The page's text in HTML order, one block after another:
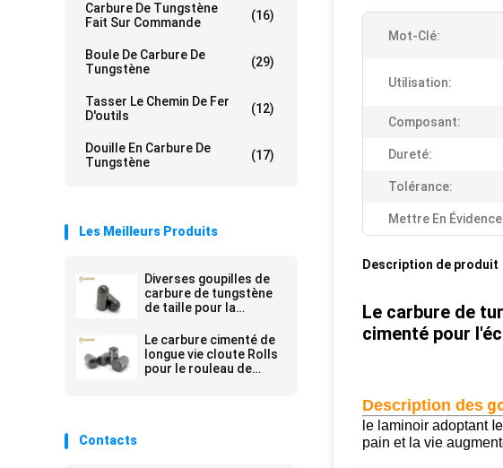
Carbure De Tungstène
Fait Sur Commande
(16)
Boule De Carbure De
Tungstène
(29)
Tasser Le Chemin De Fer
D'outils
(12)
Douille En Carbure De
Tungstène
(17)
Les Meilleurs Produits
Diverses goupilles de
carbure de tungstène
de taille pour la
pression de rouleau de
meulage
Le carbure cimenté de
longue vie cloute Rolls
pour le rouleau de
Contacts
Mot-Clé:
Utilisation:
Composant:
Dureté:
Tolérance:
Mettre En
Description de produit
Le carbure de
cimenté pour
Description des
le laminoir adoptantle
pain et la vie